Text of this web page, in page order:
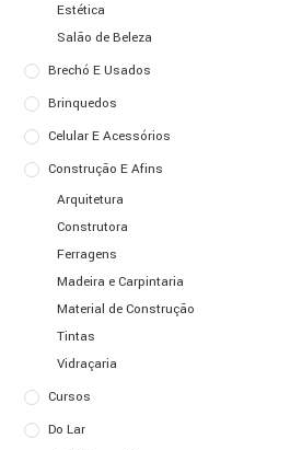
Estética
Salão de Beleza
Brechó E Usados
Brinquedos
Celular E Acessórios
Construção E Afins
Arquitetura
Construtora
Ferragens
Madeira e Carpintaria
Material de Construção
Tintas
Vidraçaria
Cursos
Do Lar